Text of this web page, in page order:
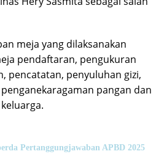
meja yang dilaksanakan
pendaftaran, pengukuran
pencatatan, penyuluhan gizi,
pangan dan
Pertanggungjawaban APBD 2025